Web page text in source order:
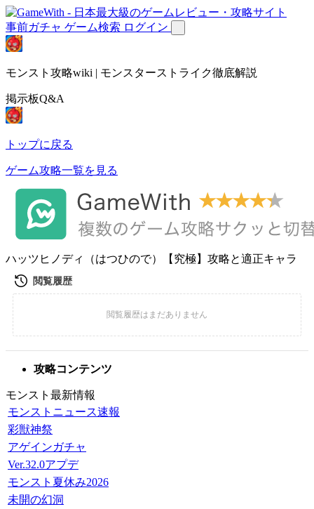
事前ガチャ ゲーム検索 ログイン
モンスト攻略wiki | モンスターストライク徹底解説
掲示板Q&A
トップに戻る
ゲーム攻略一覧を見る
ハッツヒノディ（はつひので）【究極】攻略と適正キャラ
攻略コンテンツ
モンスト最新情報
モンストニュース速報
彩獣神祭
アゲインガチャ
Ver.32.0アプデ
モンスト夏休み2026
未開の幻洞